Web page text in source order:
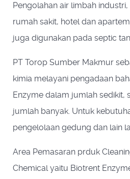
Pengolahan air limbah
rumah sakit, hotel dan
juga digunakan pada septic
PT Torop Sumber Makmur
kimia melayani pengadaan
Enzyme dalam jumlah sedikit,
jumlah banyak. Untuk
pengelolaan gedung dan lain
Area Pemasaran prduk
Chemicalyaitu Biotrent